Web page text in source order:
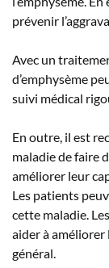
prévenir
Avec un
d’emphysème
suivi médical
En outre, il est
maladie de faire
améliorer leur
Les patients
cette maladie.
aider à
général.